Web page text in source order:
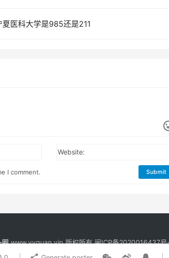
夏医科大学是985还是211
Website:
I comment. Submit
圈www.yyquan.vip 版权所有闽ICP备2020016437号